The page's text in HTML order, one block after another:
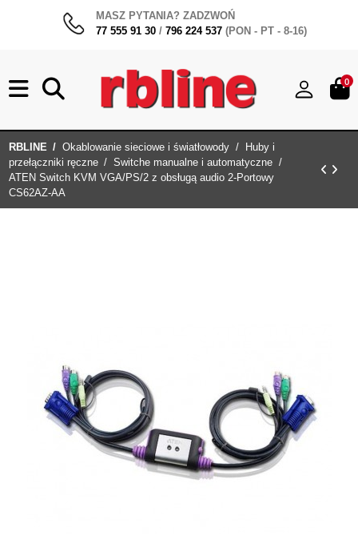
MASZ PYTANIA? ZADZWOŃ
77 555 91 30 / 796 224 537 (PON - PT - 8-16)
0
RBLINE Okablowanie sieciowe i światłowody
Huby i
przełączniki ręczne
Switche manualne i automatyczne
ATEN Switch KVM VGA/PS/2 z obsługą audio 2-Portowy
CS62AZ-AA